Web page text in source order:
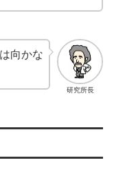
研究所長
向かな